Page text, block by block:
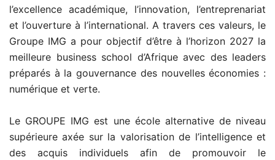
l’excellence académique, l’innovation, l’entreprenariat
et l’ouverture à l’international. A travers ces valeurs, le
Groupe IMG a pour objectif d’être à l’horizon 2027 la
meilleure business school d’Afrique avec des leaders
préparés à la gouvernance des nouvelles économies :
numérique et verte.
Le GROUPE IMG est une école alternative de niveau
supérieure axée sur la valorisation de l’intelligence et
des acquis individuels afin de promouvoir le